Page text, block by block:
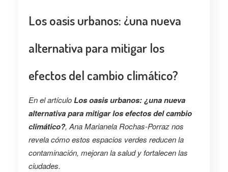
Los oasis urbanos: ¿una nueva
alternativa para mitigar los
efectos del cambio climático?
En el artículoLos oasis urbanos: ¿una nueva
alternativa para mitigar los efectos del cambio
climático?, Ana Marianela Rochas-Porraz nos
revela cómo estos espacios verdes reducen la
contaminación, mejoran la salud y fortalecen las
ciudades.